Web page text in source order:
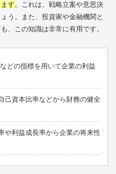
す。これは、戦略立案や意思決
う。また、投資家や金融機関と
、この知識は非常に有用です。
どの指標を用いて企業の利益
己資本比率などから財務の健全
や利益成長率から企業の将来性